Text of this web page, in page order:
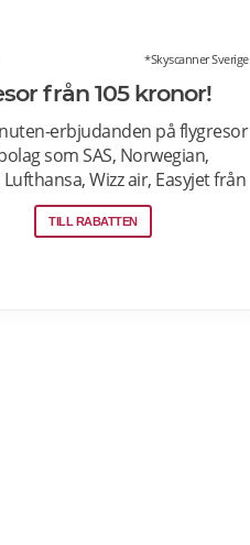
*Skyscanner Sverige
från 105 kronor!
erbjudanden på flygresor
som SAS, Norwegian,
Wizz air, Easyjet från
Arlanda, Bromma och
flygplatser, Göteborg
TILL RABATTEN